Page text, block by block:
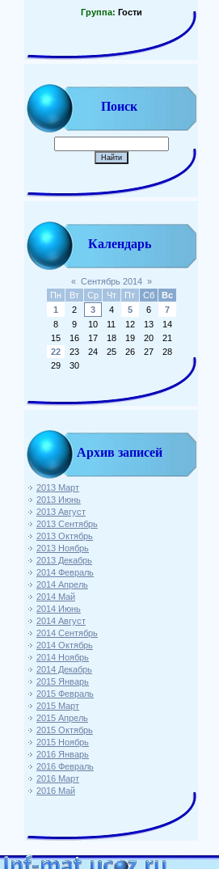
Группа: Гости
Поиск
Календарь
« Сентябрь 2014 »
Пн
Вт Ср Чт Пт Сб
Вс
1
2 3 4 5 6
7
8
9 10 11 12 13
14
15
16 17 18 19 20
21
22
23 24 25 26 27
28
29
30
Архив записей
2013 Март
2013 Июнь
2013 Август
2013 Сентябрь
2013 Октябрь
2013 Ноябрь
2013 Декабрь
2014 Февраль
2014 Апрель
2014 Май
2014 Июнь
2014 Август
2014 Сентябрь
2014 Октябрь
2014 Ноябрь
2014 Декабрь
2015 Январь
2015 Февраль
2015 Март
2015 Апрель
2015 Октябрь
2015 Ноябрь
2016 Январь
2016 Февраль
2016 Март
2016 Май